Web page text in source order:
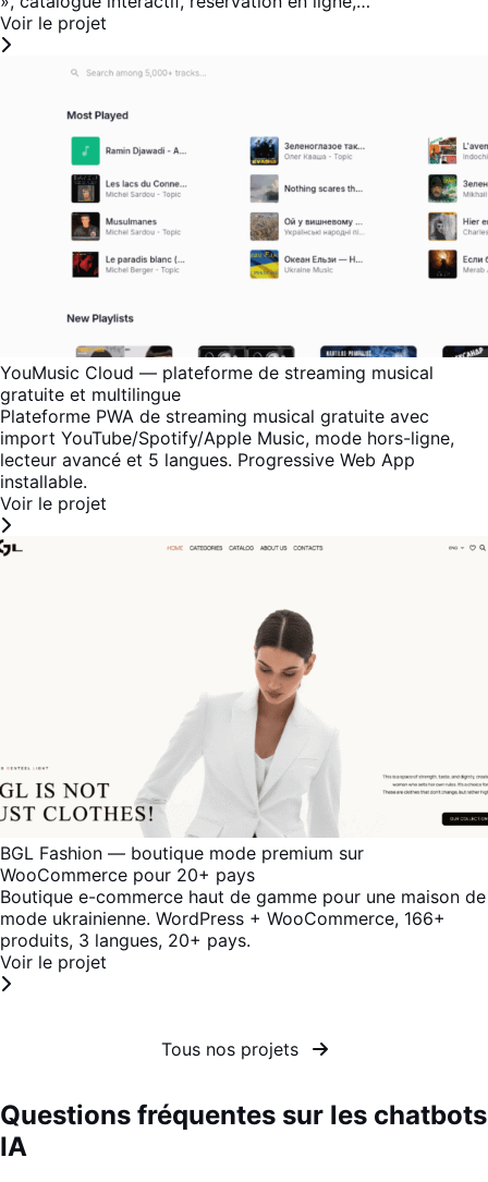
Voir le projet
YouMusic Cloud — plateforme de streaming musical
gratuite et multilingue
Plateforme PWA de streaming musical gratuite avec
import YouTube/Spotify/Apple Music, mode hors-ligne,
lecteur avancé et 5 langues. Progressive Web App
installable.
Voir le projet
BGL Fashion — boutique mode premium sur
WooCommerce pour 20+ pays
Boutique e-commerce haut de gamme pour une maison de
mode ukrainienne. WordPress + WooCommerce, 166+
produits, 3 langues, 20+ pays.
Voir le projet
Tous nos projets
Questions fréquentes sur les chatbots
IA